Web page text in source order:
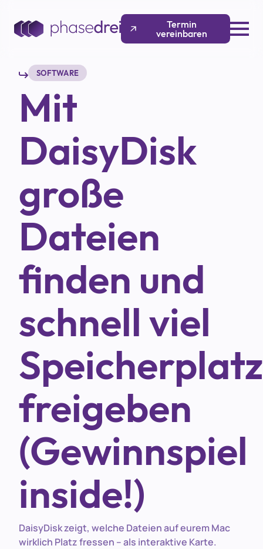
Termin
vereinbaren
SOFTWARE
Mit
DaisyDisk
große
Dateien
finden und
schnell viel
Speicherplatz
freigeben
(Gewinnspiel
inside!)
DaisyDisk zeigt, welche Dateien auf eurem Mac
wirklich Platz fressen – als interaktive Karte.